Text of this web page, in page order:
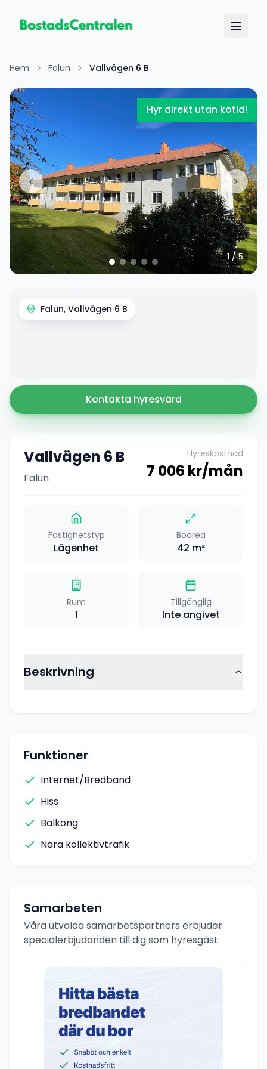
Hem Falun Vallvägen 6 B
Hyr direkt utan kötid!
1/5
Falun, Vallvägen 6 B
Kontakta hyresvärd
Vallvägen 6 B
Falun
Hyreskostnad
7 006 kr/mån
Fastighetstyp
Lägenhet
Boarea
42 m²
Rum
1
Tillgänglig
Inte angivet
Beskrivning
Funktioner
Internet/Bredband
Hiss
Balkong
Nära kollektivtrafik
Samarbeten
Våra utvalda samarbetspartners erbjuder
specialerbjudanden till dig som hyresgäst.